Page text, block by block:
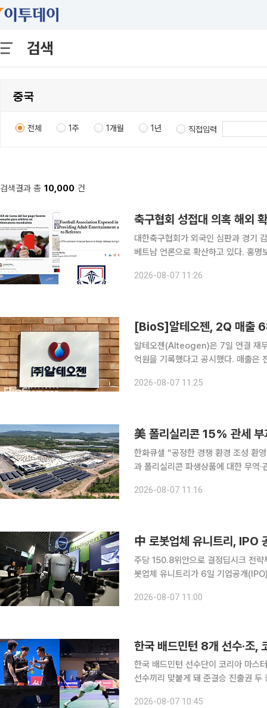
검색
전체 1주 1개월 1년 직접입력
검색결과 총 10,000 건
축구협회 성접대 의혹 해외
대한축구협회가 외국인 심판과 경기
베트남 언론으로 확산하고 있다. 홍
비즈니스타임스(IBTimes)는 6일(현
2026-08-07 11:26
[BioS]알테오젠, 2Q 매출
알테오젠(Alteogen)은 7일 연결 재
억원을 기록했다고 공시했다. 매출
이다. 이번 실적에는 올해 1분기 중 체
2026-08-07 11:25
美 폴리실리콘 15% 관세 부
한화큐셀 “공정한 경쟁 환경 조성 환영”OCI
과 폴리실리콘 파생상품에 대한 무역
2026-08-07 11:16
中 로봇업체 유니트리, IPO
주당 150.8위안으로 결정딥시크 전략투자자
봇업체 유니트리가 6일 기업공개
이번 상장이 완료되면 유니트리는 중
2026-08-07 11:00
한국 배드민턴 8개 선수·조
한국 배드민턴 선수단이 코리아 마스
선수끼리 맞붙게 돼 준결승 진출권 두 장을 확보했다. 한국 선수들은 6
2026-08-07 10:45